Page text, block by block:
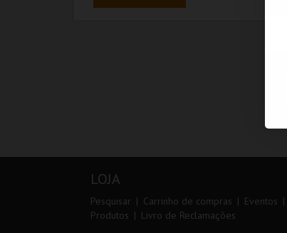
LOJA
Pesquisar Carrinho de compras Eventos
Produtos
Livro de Reclamações